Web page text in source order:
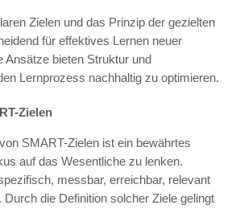
Zielen und das Prinzip der gezielten
für effektives Lernen neuer
Ansätze bieten Struktur und
Lernprozess nachhaltig zu optimieren.
Zielen
SMART-Zielen ist ein bewährtes
auf das Wesentliche zu lenken.
messbar, erreichbar, relevant
Durch die Definition solcher Ziele gelingt